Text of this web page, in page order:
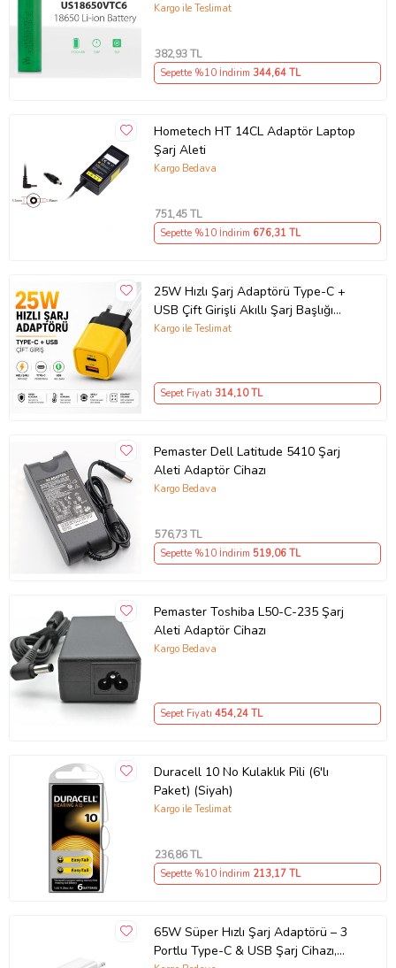
Kargo ile Teslimat
382,93 TL
Sepette %10 İndirim 344,64 TL
Hometech HT 14CL Adaptör Laptop
Şarj Aleti
Kargo Bedava
751,45 TL
Sepette %10 İndirim 676,31 TL
25W Hızlı Şarj Adaptörü Type-C +
USB Çift Girişli Akıllı Şarj Başlığı
Kompakt Tasarım
Kargo ile Teslimat
Sepet Fiyatı 314,10 TL
Pemaster Dell Latitude 5410 Şarj
Aleti Adaptör Cihazı
Kargo Bedava
576,73 TL
Sepette %10 İndirim 519,06 TL
Pemaster Toshiba L50-C-235 Şarj
Aleti Adaptör Cihazı
Kargo Bedava
Sepet Fiyatı 454,24 TL
Duracell 10 No Kulaklık Pili (6'lı
Paket) (Siyah)
Kargo ile Teslimat
236,86 TL
Sepette %10 İndirim 213,17 TL
65W Süper Hızlı Şarj Adaptörü – 3
Portlu Type-C & USB Şarj Cihazı,